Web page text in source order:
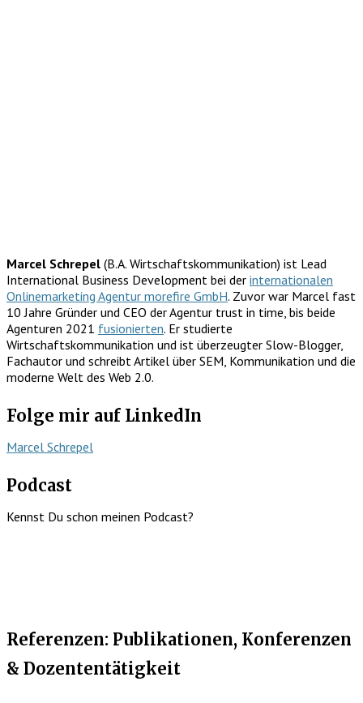
Marcel Schrepel (B.A. Wirtschaftskommunikation) ist Lead
International Business Development bei der internationalen
Onlinemarketing Agentur morefire GmbH. Zuvor war Marcel fast
10 Jahre Gründer und CEO der Agentur trust in time, bis beide
Agenturen 2021 fusionierten. Er studierte
Wirtschaftskommunikation und ist überzeugter Slow-Blogger,
Fachautor und schreibt Artikel über SEM, Kommunikation und die
moderne Welt des Web 2.0.
Folge mir auf LinkedIn
Marcel Schrepel
Podcast
Kennst Du schon meinen Podcast?
Referenzen: Publikationen, Konferenzen
& Dozententätigkeit